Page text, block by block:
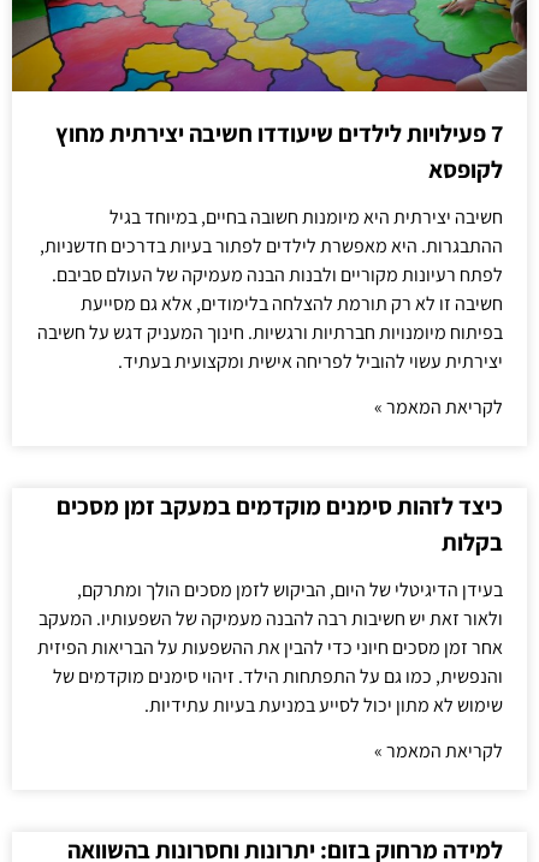
7 פעילויות לילדים שיעודדו חשיבה יצירתית מחוץ
לקופסא
חשיבה יצירתית היא מיומנות חשובה בחיים, במיוחד בגיל
ההתבגרות. היא מאפשרת לילדים לפתור בעיות בדרכים חדשניות,
לפתח רעיונות מקוריים ולבנות הבנה מעמיקה של העולם סביבם.
חשיבה זו לא רק תורמת להצלחה בלימודים, אלא גם מסייעת
בפיתוח מיומנויות חברתיות ורגשיות. חינוך המעניק דגש על חשיבה
יצירתית עשוי להוביל לפריחה אישית ומקצועית בעתיד.
לקריאת המאמר »
כיצד לזהות סימנים מוקדמים במעקב זמן מסכים
בקלות
בעידן הדיגיטלי של היום, הביקוש לזמן מסכים הולך ומתרקם,
ולאור זאת יש חשיבות רבה להבנה מעמיקה של השפעותיו. המעקב
אחר זמן מסכים חיוני כדי להבין את ההשפעות על הבריאות הפיזית
והנפשית, כמו גם על התפתחות הילד. זיהוי סימנים מוקדמים של
שימוש לא מתון יכול לסייע במניעת בעיות עתידיות.
לקריאת המאמר »
למידה מרחוק בזום: יתרונות וחסרונות בהשוואה